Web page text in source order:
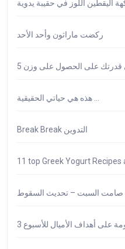
اليقطين اللوز في حقيبة يدوية
ركضت ماراثون وأحد الأحد
قدرتك على الحصول على وزن
Break Break التدوين
11 top Greek Yogurt
على أهداف الأميال للأسبوع 3